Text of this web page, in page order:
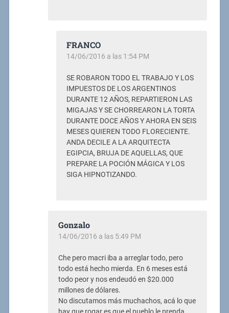
FRANCO
14/06/2016 a las 1:54 PM
SE ROBARON TODO EL TRABAJO Y LOS
IMPUESTOS DE LOS ARGENTINOS
DURANTE 12 AÑOS, REPARTIERON LAS
MIGAJAS Y SE CHORREARON LA TORTA
DURANTE DOCE AÑOS Y AHORA EN SEIS
MESES QUIEREN TODO FLORECIENTE.
ANDA DECILE A LA ARQUITECTA
EGIPCIA, BRUJA DE AQUELLAS, QUE
PREPARE LA POCIÓN MÁGICA Y LOS
SIGA HIPNOTIZANDO.
Gonzalo
14/06/2016 a las 5:49 PM
Che pero macri iba a arreglar todo, pero
todo está hecho mierda. En 6 meses está
todo peor y nos endeudó en $20.000
millones de dólares.
No discutamos más muchachos, acá lo que